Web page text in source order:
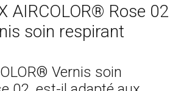
AIRCOLOR® Rose 02
soin respirant
Vernis soin